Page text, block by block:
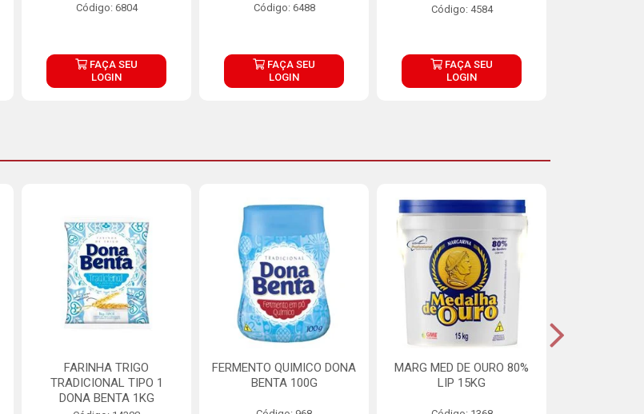
Código: 6804
FAÇA SEU
LOGIN
Código: 6488
FAÇA SEU
LOGIN
Código: 4584
FAÇA SEU
LOGIN
FARINHA TRIGO
TRADICIONAL TIPO 1
DONA BENTA 1KG
FERMENTO QUIMICO DONA
BENTA 100G
MARG MED DE OURO 80%
LIP 15KG